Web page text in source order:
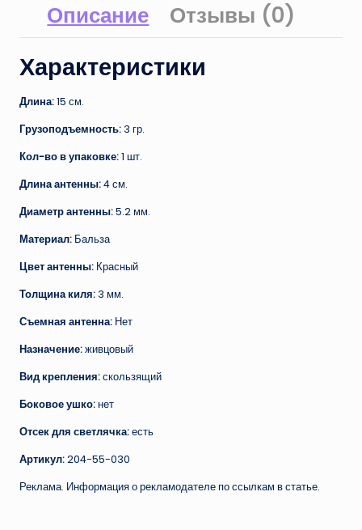
Описание Отзывы (0)
Характеристики
Длина:15 см.
Грузоподъемность: 3 гр.
Кол-во в упаковке:1 шт.
Длина антенны:4 см.
Диаметр антенны:5.2 мм.
Материал: Бальза
Цвет антенны: Красный
Толщина киля: 3 мм.
Съемная антенна: Нет
Назначение:живцовый
Вид крепления:скользящий
Боковое ушко:нет
Отсек для светлячка:есть
Артикул:204-55-030
Реклама. Информация о рекламодателе по ссылкам в статье.